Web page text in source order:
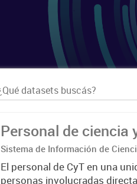
Personal de ciencia
Sistema de Información de
El personal de CyT en una
personas involucradas